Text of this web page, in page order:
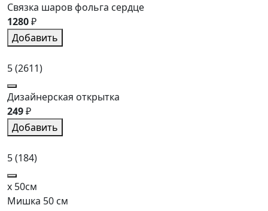
Связка шаров фольга сердце
1280₽
Добавить
5(2611)
Дизайнерская открытка
249₽
Добавить
5(184)
x 50см
Мишка 50 см